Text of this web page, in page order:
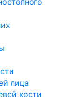
лица
кости